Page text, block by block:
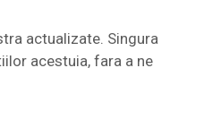
actualizate. Singura
acestuia, fara a ne